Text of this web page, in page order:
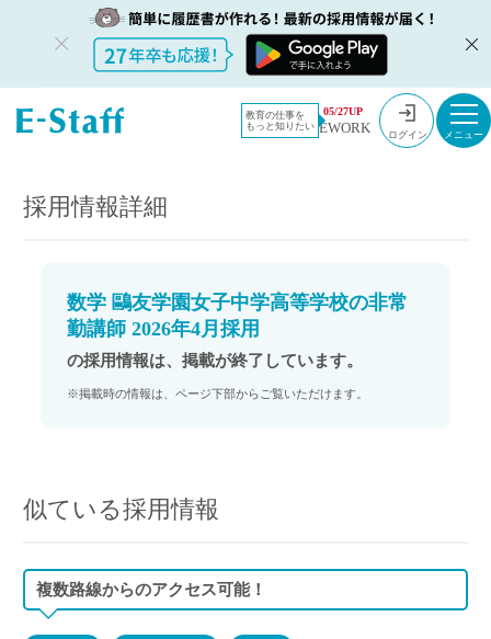
教育の仕事を
もっと知りたい
05/27UP
EWORK ログイン
教員採用情
報のイー・
採用情報
数学 鷗友学園女子中学高等学校の非常勤講師 2026年4月採用
採用情報詳細
数学 鷗友学園女子中学高等学校の非常
勤講師 2026年4月採用
の採用情報は、掲載が終了しています。
※掲載時の情報は、ページ下部からご覧いただけます。
似ている採用情報
複数路線からのアクセス可能！